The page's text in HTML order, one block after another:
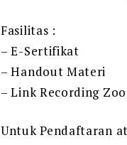
Fasilitas :
– E-Sertifikat
– Handout Materi
– Link Recording
Untuk Pendaftaran